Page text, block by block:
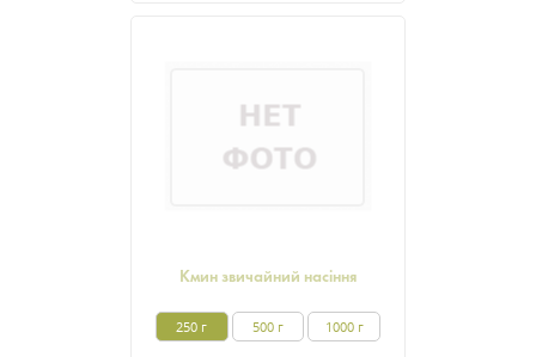
Кмин звичайний насіння
250 г 500 г 1000 г